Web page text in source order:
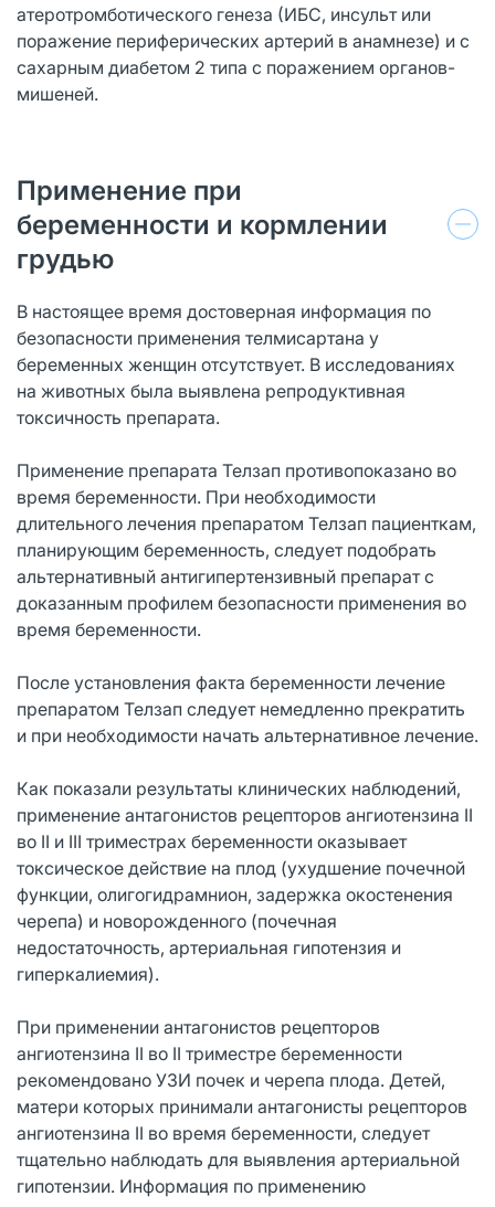
атеротромботического генеза (ИБС, инсульт или
поражение периферических артерий в анамнезе) и с
сахарным диабетом 2 типа с поражением органов-
мишеней.
Применение при
беременности и кормлении
грудью
В настоящее время достоверная информация по
безопасности применения телмисартана у
беременных женщин отсутствует. В исследованиях
на животных была выявлена репродуктивная
токсичность препарата.
Применение препарата Телзап противопоказано во
время беременности. При необходимости
длительного лечения препаратом Телзап пациенткам,
планирующим беременность, следует подобрать
альтернативный антигипертензивный препарат с
доказанным профилем безопасности применения во
время беременности.
После установления факта беременности лечение
препаратом Телзап следует немедленно прекратить
и при необходимости начать альтернативное лечение.
Как показали результаты клинических наблюдений,
применение антагонистов рецепторов ангиотензина II
во II и III триместрах беременности оказывает
токсическое действие на плод (ухудшение почечной
функции, олигогидрамнион, задержка окостенения
черепа) и новорожденного (почечная
недостаточность, артериальная гипотензия и
гиперкалиемия).
При применении антагонистов рецепторов
ангиотензина II во II триместре беременности
рекомендовано УЗИ почек и черепа плода. Детей,
матери которых принимали антагонисты рецепторов
ангиотензина II во время беременности, следует
тщательно наблюдать для выявления артериальной
гипотензии. Информация по применению